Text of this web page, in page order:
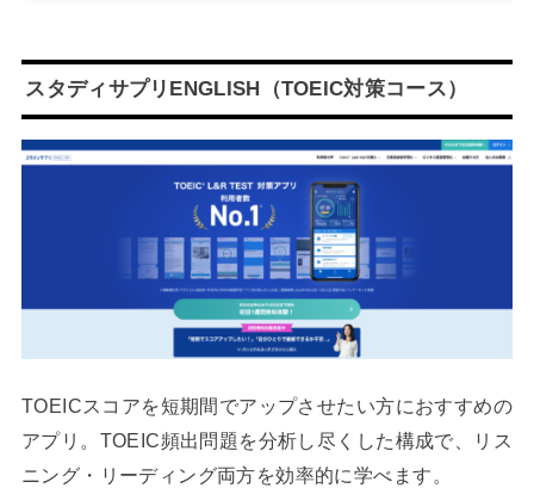
スタディサプリENGLISH（TOEIC対策コース）
TOEICスコアを短期間でアップさせたい方におすすめの
アプリ。TOEIC頻出問題を分析し尽くした構成で、リス
ニング・リーディング両方を効率的に学べます。